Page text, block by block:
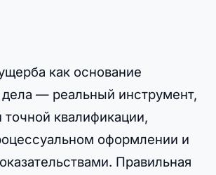
как основание
— реальный инструмент,
точной квалификации,
оформлении и
Правильная